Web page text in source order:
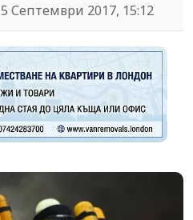
5 Септември 2017, 15:12